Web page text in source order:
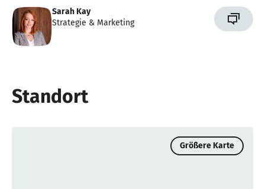
Sarah Kay
Strategie & Marketing
Standort
Größere Karte